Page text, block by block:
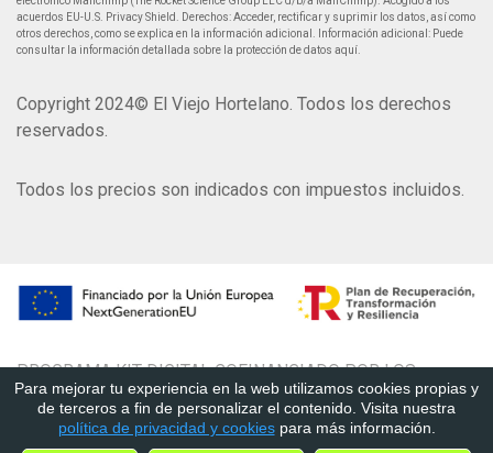
acuerdos EU-U.S. Privacy Shield. Derechos: Acceder, rectificar y suprimir los datos, así como
otros derechos, como se explica en la información adicional. Información adicional: Puede
consultar la información detallada sobre la protección de datos aquí.
Copyright 2024© El Viejo Hortelano. Todos los derechos
reservados.
Todos los precios son indicados con impuestos incluidos.
PROGRAMA KIT DIGITAL COFINANCIADO POR LOS
FONDOS NEXT GENERATION, PLAN DE RECUPERACIÓN,
TRANSFORMACIÓN Y RESILENCIA
Para mejorar tu experiencia en la web utilizamos cookies propias y
de terceros a fin de personalizar el contenido. Visita nuestra
política de privacidad y cookiespara más información.